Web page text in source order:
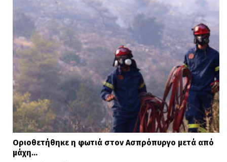
Οριοθετήθηκε η φωτιά στον Ασπρόπυργο μετά από
μάχη…